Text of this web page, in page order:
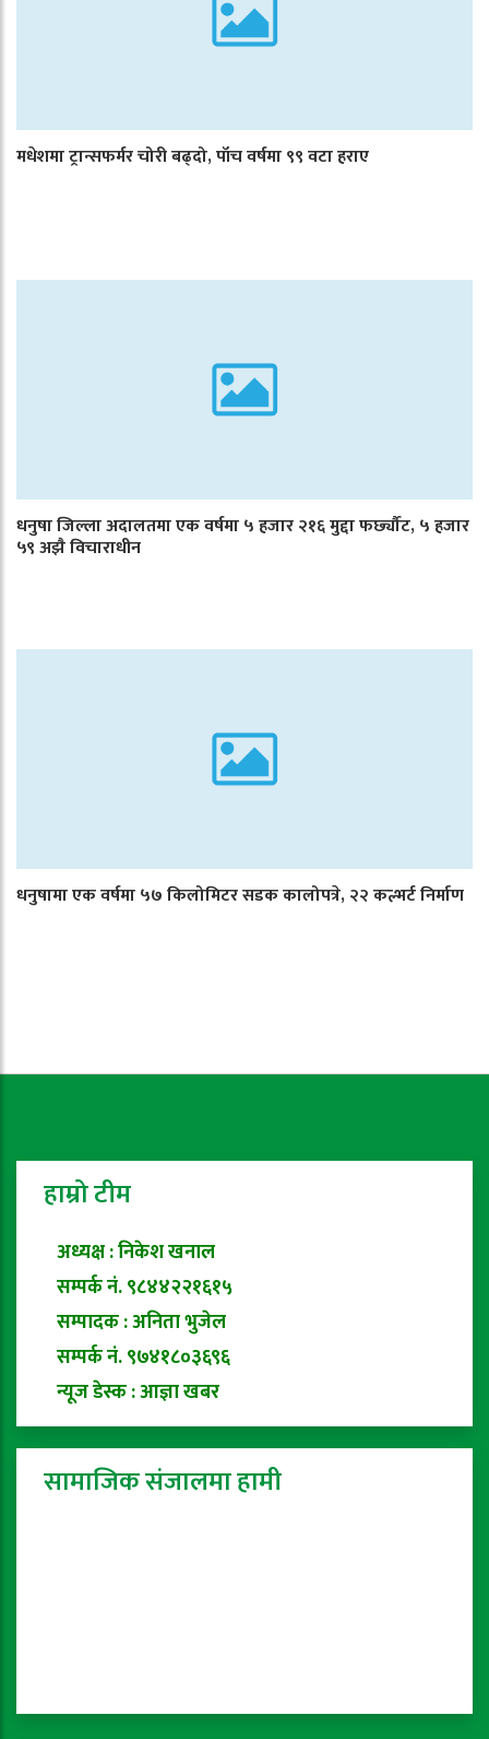
मधेशमा ट्रान्सफर्मर चोरी बढ्दो, पाँच वर्षमा ९९ वटा हराए
धनुषा जिल्ला अदालतमा एक वर्षमा ५ हजार २१६ मुद्दा फर्छ्यौट, ५ हजार
५९ अझै विचाराधीन
धनुषामा एक वर्षमा ५७ किलोमिटर सडक कालोपत्रे, २२ कल्भर्ट निर्माण
हाम्रो टीम
अध्यक्ष : निकेश खनाल
सम्पर्क नं. ९८४४२२१६१५
सम्पादक : अनिता भुजेल
सम्पर्क नं. ९७४१८०३६९६
न्यूज डेस्क : आज्ञा खबर
सामाजिक संजालमा हामी